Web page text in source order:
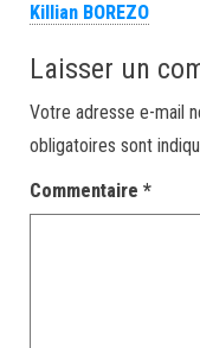
Killian BOREZO
Laisser un
Votre adresse e-mail
obligatoires sont
Commentaire *